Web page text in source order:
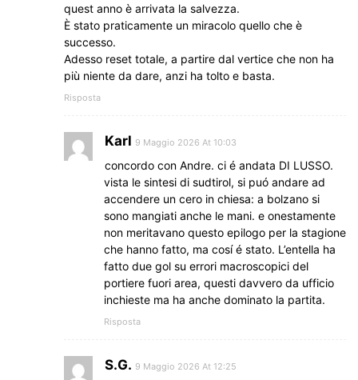
quest anno è arrivata la salvezza.
È stato praticamente un miracolo quello che è
successo.
Adesso reset totale, a partire dal vertice che non ha
più niente da dare, anzi ha tolto e basta.
Risposta
Karl 9 Maggio 2026 At 10:03
concordo con Andre. ci é andata DI LUSSO.
vista le sintesi di sudtirol, si puó andare ad
accendere un cero in chiesa: a bolzano si
sono mangiati anche le mani. e onestamente
non meritavano questo epilogo per la stagione
che hanno fatto, ma cosí é stato. L’entella ha
fatto due gol su errori macroscopici del
portiere fuori area, questi davvero da ufficio
inchieste ma ha anche dominato la partita.
Risposta
S.G. 9 Maggio 2026 At 12:25